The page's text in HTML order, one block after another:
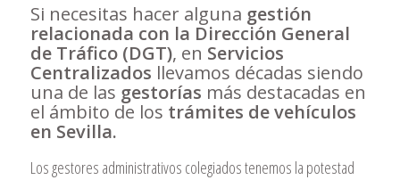
Si necesitas hacer alguna gestión
relacionada con la Dirección General
de Tráfico (DGT), en Servicios
Centralizados llevamos décadas siendo
una de las gestorías más destacadas en
el ámbito de los trámites de vehículos
en Sevilla.
Los gestores administrativos colegiados tenemos la potestad